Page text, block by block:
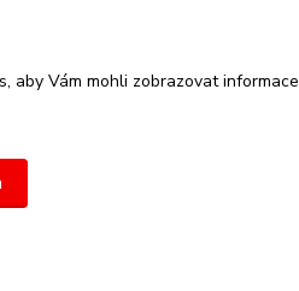
aby Vám mohli zobrazovat informace